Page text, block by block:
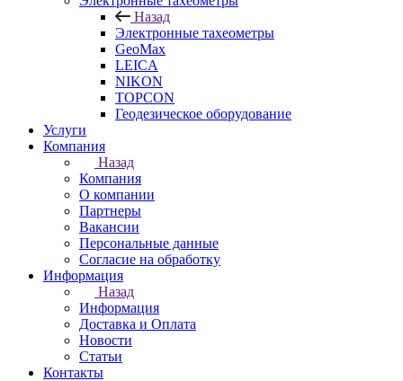
Назад
Электронные тахеометры
GeoMax
LEICA
NIKON
TOPCON
Геодезическое оборудование
Услуги
Компания
Назад
Компания
О компании
Партнеры
Вакансии
Персональные данные
Согласие на обработку
Информация
Назад
Информация
Доставка и Оплата
Новости
Статьи
Контакты